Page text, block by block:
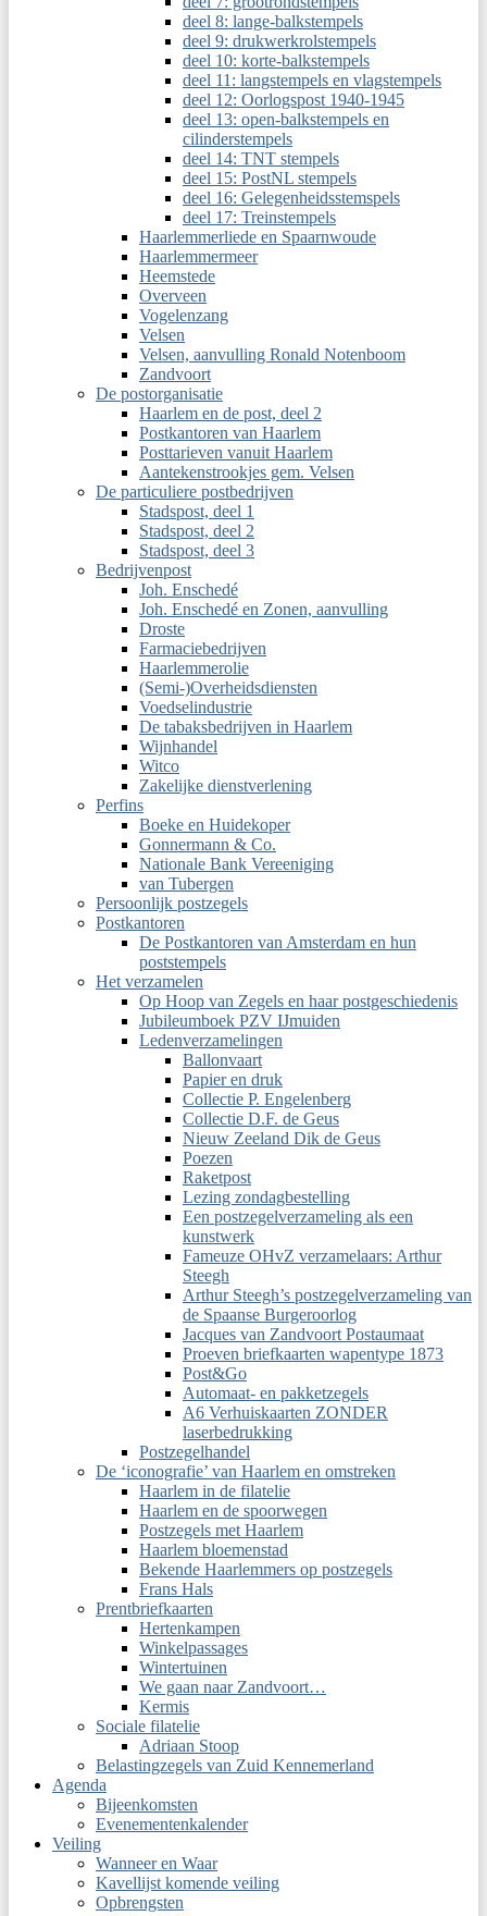
deel 8: lange-balkstempels
deel 9: drukwerkrolstempels
deel 10: korte-balkstempels
deel 11: langstempels en vlagstempels
deel 12: Oorlogspost 1940-1945
deel 13: open-balkstempels en
cilinderstempels
deel 14: TNT stempels
deel 15: PostNL stempels
deel 16: Gelegenheidsstemspels
deel 17: Treinstempels
Haarlemmerliede en Spaarnwoude
Haarlemmermeer
Heemstede
Overveen
Vogelenzang
Velsen
Velsen, aanvulling Ronald Notenboom
Zandvoort
De postorganisatie
Haarlem en de post, deel 2
Postkantoren van Haarlem
Posttarieven vanuit Haarlem
Aantekenstrookjes gem. Velsen
De particuliere postbedrijven
Stadspost, deel 1
Stadspost, deel 2
Stadspost, deel 3
Bedrijvenpost
Joh. Enschedé
Joh. Enschedé en Zonen, aanvulling
Droste
Farmaciebedrijven
Haarlemmerolie
(Semi-)Overheidsdiensten
Voedselindustrie
De tabaksbedrijven in Haarlem
Wijnhandel
Witco
Zakelijke dienstverlening
Perfins
Boeke en Huidekoper
Gonnermann & Co.
Nationale Bank Vereeniging
van Tubergen
Persoonlijk postzegels
Postkantoren
De Postkantoren van Amsterdam en hun
poststempels
Het verzamelen
Op Hoop van Zegels en haar postgeschiedenis
Jubileumboek PZV IJmuiden
Ledenverzamelingen
Ballonvaart
Papier en druk
Collectie P. Engelenberg
Collectie D.F. de Geus
Nieuw Zeeland Dik de Geus
Poezen
Raketpost
Lezing zondagbestelling
Een postzegelverzameling als een
kunstwerk
Fameuze OHvZ verzamelaars: Arthur
Steegh
Arthur Steegh’s postzegelverzameling van
de Spaanse Burgeroorlog
Jacques van Zandvoort Postaumaat
Proeven briefkaarten wapentype 1873
Post&Go
Automaat- en pakketzegels
A6 Verhuiskaarten ZONDER
laserbedrukking
Postzegelhandel
De ‘iconografie’ van Haarlem en omstreken
Haarlem in de filatelie
Haarlem en de spoorwegen
Postzegels met Haarlem
Haarlem bloemenstad
Bekende Haarlemmers op postzegels
Frans Hals
Prentbriefkaarten
Hertenkampen
Winkelpassages
Wintertuinen
We gaan naar Zandvoort…
Kermis
Sociale filatelie
Adriaan Stoop
Belastingzegels van Zuid Kennemerland
Agenda
Bijeenkomsten
Evenementenkalender
Veiling
Wanneer en Waar
Kavellijst komende veiling
Opbrengsten